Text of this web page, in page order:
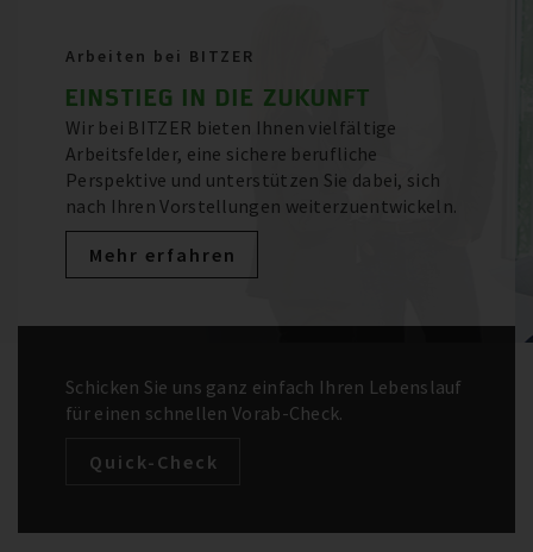
DIGITALER KÄLTEMITTELREPORT
Mehr anzeigen
Jetzt bestellten: Grundlagen der
Kältetechnik (zweisprachig DE und EN)
STEIGEN SIE EIN IN DIE FASZINIERENDE
WELT DER KÄLTETECHNIK
Mehr anzeigen
Arbeiten bei BITZER
EINSTIEG IN DIE ZUKUNFT
Wir bei BITZER bieten Ihnen vielfältige
Arbeitsfelder, eine sichere berufliche
Perspektive und unterstützen Sie dabei, sich
nach Ihren Vorstellungen weiterzuentwickeln.
Mehr erfahren
Schicken Sie uns ganz einfach Ihren Lebenslauf
für einen schnellen Vorab-Check.
Quick-Check